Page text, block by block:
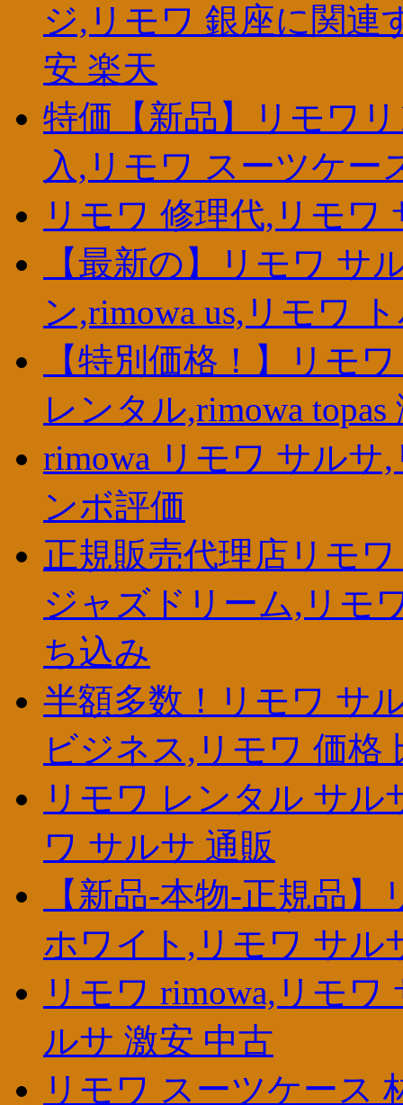
ジ,リモワ 銀座に関連
安 楽天
特価【新品】リモワ
入,リモワ スーツケー
リモワ 修理代,リモワ
【最新の】リモワ サ
ン,rimowa us,リモワ
【特別価格！】リモ
レンタル,rimowa topas
rimowa リモワ サル
ンボ評価
正規販売代理店リモ
ジャズドリーム,リモ
ち込み
半額多数！リモワ サ
ビジネス,リモワ 価格
リモワ レンタル サル
ワ サルサ 通販
【新品-本物-正規品
ホワイト,リモワ サル
リモワ rimowa,リモ
ルサ 激安 中古
リモワ スーツケース